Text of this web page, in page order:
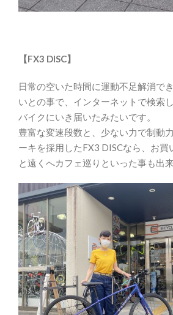
【FX3 DISC】
日常の空いた時間に運動不足解消で
いとの事で、インターネットで検索
バイクにいき届いたみたいです。
豊富な変速段数と、少ない力で制動
ーキを採用したFX3 DISCなら、お買
と遠くへカフェ巡りといった事も出